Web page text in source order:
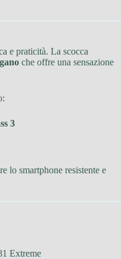
e praticità. La scocca
che offre una sensazione
3
lo smartphone resistente e
Extreme